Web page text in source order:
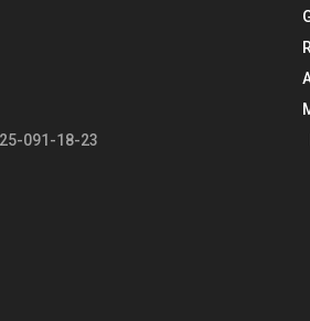
091-18-23